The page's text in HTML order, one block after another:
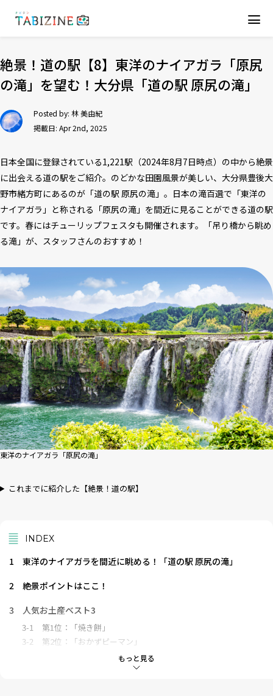
絶景！道の駅【8】東洋のナイアガラ「原尻
の滝」を望む！大分県「道の駅 原尻の滝」
Posted by: 林 美由紀
掲載日: Apr 2nd, 2025
日本全国に登録されている1,221駅（2024年8月7日時点）の中から絶景
に出会える道の駅をご紹介。のどかな田園風景が美しい、大分県豊後大
野市緒方町にあるのが「道の駅 原尻の滝」。日本の滝百選で「東洋の
ナイアガラ」と称される「原尻の滝」を間近に見ることができる道の駅
です。春にはチューリップフェスタも開催されます。「吊り橋から眺め
る滝」が、スタッフさんのおすすめ！
東洋のナイアガラ「原尻の滝」
これまでに紹介した【絶景！道の駅】
もっと見る
INDEX
1
東洋のナイアガラを間近に眺める！「道の駅 原尻の滝」
2
絶景ポイントはここ！
3
人気お土産ベスト3
3-1
第1位：「焼き餅」
3-2
第2位：「おかずピーマン」